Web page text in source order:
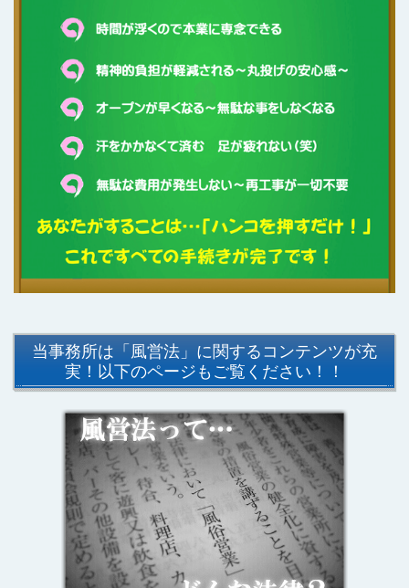
当事務所は「風営法」に関するコンテンツが充
実！以下のページもご覧ください！！